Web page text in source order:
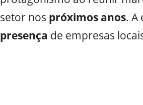
setor nos próximos anos. A
presença de empresas